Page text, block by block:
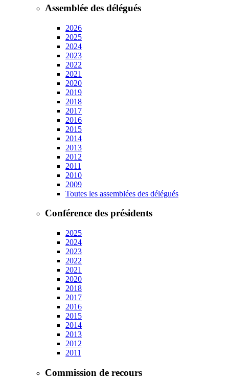
Assemblée des délégués
2026
2025
2024
2023
2022
2021
2020
2019
2018
2017
2016
2015
2014
2013
2012
2011
2010
2009
Toutes les assemblées des délégués
Conférence des présidents
2025
2024
2023
2022
2021
2020
2018
2017
2016
2015
2014
2013
2012
2011
Commission de recours